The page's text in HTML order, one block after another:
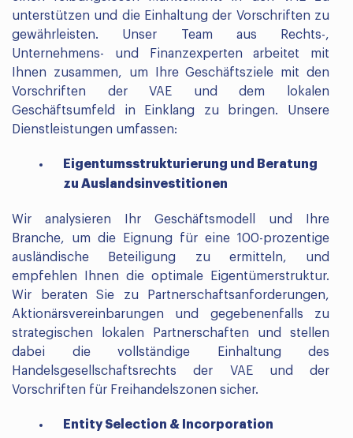
unterstützen und die Einhaltung der Vorschriften zu
gewährleisten. Unser Team aus Rechts-,
Unternehmens- und Finanzexperten arbeitet mit
Ihnen zusammen, um Ihre Geschäftsziele mit den
Vorschriften der VAE und dem lokalen
Geschäftsumfeld in Einklang zu bringen. Unsere
Dienstleistungen umfassen:
Eigentumsstrukturierung und Beratung
zu Auslandsinvestitionen
Wir analysieren Ihr Geschäftsmodell und Ihre
Branche, um die Eignung für eine 100-prozentige
ausländische Beteiligung zu ermitteln, und
empfehlen Ihnen die optimale Eigentümerstruktur.
Wir beraten Sie zu Partnerschaftsanforderungen,
Aktionärsvereinbarungen und gegebenenfalls zu
strategischen lokalen Partnerschaften und stellen
dabei die vollständige Einhaltung des
Handelsgesellschaftsrechts der VAE und der
Vorschriften für Freihandelszonen sicher.
Entity Selection & Incorporation